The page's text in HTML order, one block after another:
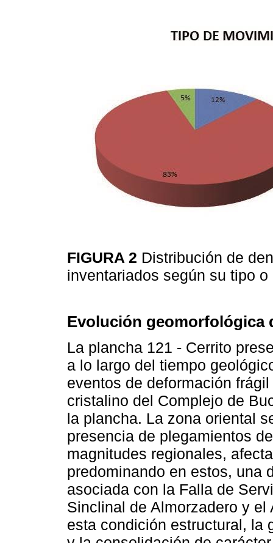
FIGURA 2 Distribución de
inventariados según su tipo
Evolución geomorfológica
La plancha 121 - Cerrito
a lo largo del tiempo
eventos de deformación
cristalino del Complejo de
la plancha. La zona oriental
presencia de plegamientos
magnitudes regionales,
predominando en estos, una
asociada con la Falla de
Sinclinal de Almorzadero y
esta condición estructural, la